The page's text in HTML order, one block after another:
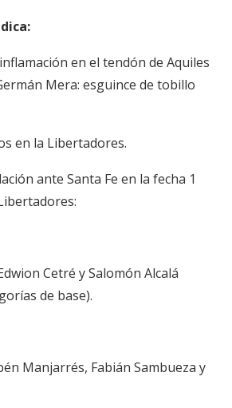
en el tendón de Aquiles
Mera: esguince de tobillo
en la Libertadores.
ante Santa Fe en la fecha 1
Cetré y Salomón Alcalá
de base).
Manjarrés, Fabián Sambueza y